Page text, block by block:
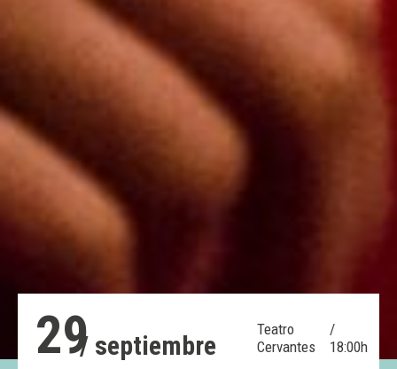
29/ septiembre
Teatro
Cervantes
/
18:00h